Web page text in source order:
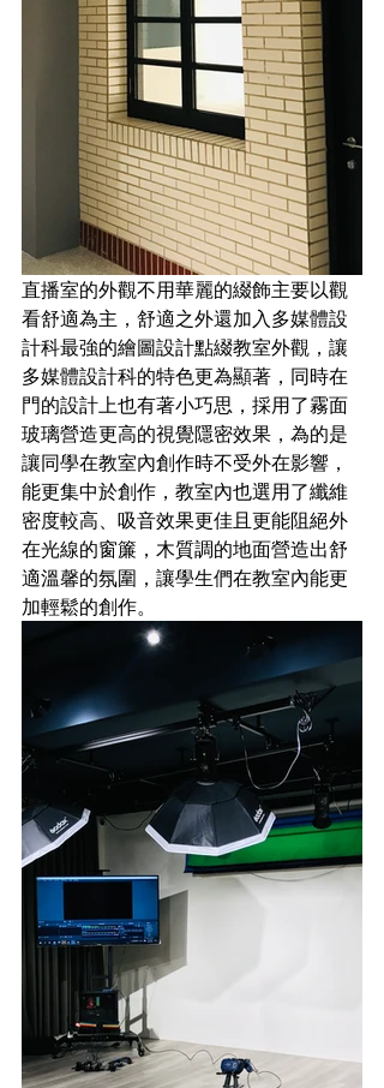
直播室的外觀不用華麗的綴飾主要以觀
看舒適為主，舒適之外還加入多媒體設
計科最強的繪圖設計點綴教室外觀，讓
多媒體設計科的特色更為顯著，同時在
門的設計上也有著小巧思，採用了霧面
玻璃營造更高的視覺隱密效果，為的是
讓同學在教室內創作時不受外在影響，
能更集中於創作，教室內也選用了纖維
密度較高、吸音效果更佳且更能阻絕外
在光線的窗簾，木質調的地面營造出舒
適溫馨的氛圍，讓學生們在教室內能更
加輕鬆的創作。